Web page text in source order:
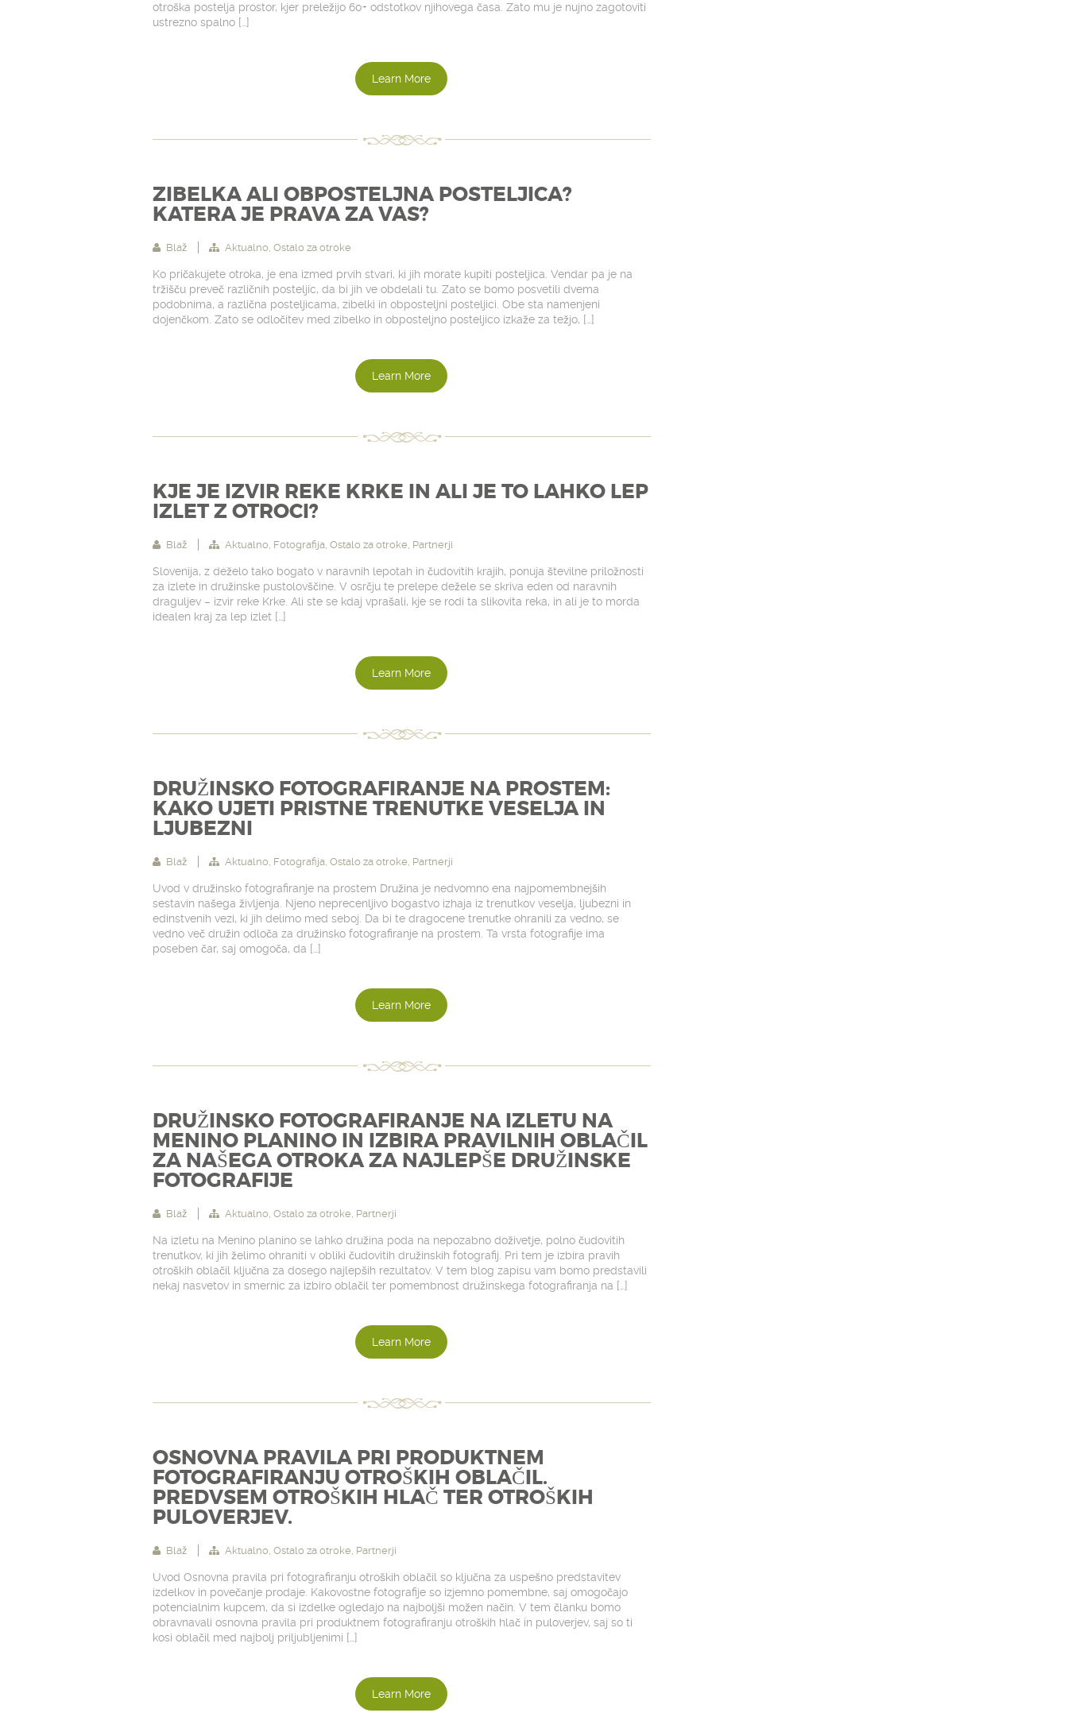
otroška postelja prostor, kjer preležijo 60+ odstotkov njihovega časa. Zato mu je nujno zagotoviti
ustrezno spalno […]
Learn More
ZIBELKA ALI OBPOSTELJNA POSTELJICA?
KATERA JE PRAVA ZA VAS?
Blaž Aktualno, Ostalo za otroke
Ko pričakujete otroka, je ena izmed prvih stvari, ki jih morate kupiti posteljica. Vendar pa je na
tržišču preveč različnih posteljic, da bi jih ve obdelali tu. Zato se bomo posvetili dvema
podobnima, a različna posteljicama, zibelki in obposteljni posteljici. Obe sta namenjeni
dojenčkom. Zato se odločitev med zibelko in obposteljno posteljico izkaže za težjo, […]
Learn More
KJE JE IZVIR REKE KRKE IN ALI JE TO LAHKO LEP
IZLET Z OTROCI?
Blaž Aktualno, Fotografija, Ostalo za otroke, Partnerji
Slovenija, z deželo tako bogato v naravnih lepotah in čudovitih krajih, ponuja številne priložnosti
za izlete in družinske pustolovščine. V osrčju te prelepe dežele se skriva eden od naravnih
draguljev – izvir reke Krke. Ali ste se kdaj vprašali, kje se rodi ta slikovita reka, in ali je to morda
idealen kraj za lep izlet […]
Learn More
DRUŽINSKO FOTOGRAFIRANJE NA PROSTEM:
KAKO UJETI PRISTNE TRENUTKE VESELJA IN
LJUBEZNI
Blaž Aktualno, Fotografija, Ostalo za otroke, Partnerji
Uvod v družinsko fotografiranje na prostem Družina je nedvomno ena najpomembnejših
sestavin našega življenja. Njeno neprecenljivo bogastvo izhaja iz trenutkov veselja, ljubezni in
edinstvenih vezi, ki jih delimo med seboj. Da bi te dragocene trenutke ohranili za vedno, se
vedno več družin odloča za družinsko fotografiranje na prostem. Ta vrsta fotografije ima
poseben čar, saj omogoča, da […]
Learn More
DRUŽINSKO FOTOGRAFIRANJE NA IZLETU NA
MENINO PLANINO IN IZBIRA PRAVILNIH OBLAČIL
ZA NAŠEGA OTROKA ZA NAJLEPŠE DRUŽINSKE
FOTOGRAFIJE
Blaž Aktualno, Ostalo za otroke, Partnerji
Na izletu na Menino planino se lahko družina poda na nepozabno doživetje, polno čudovitih
trenutkov, ki jih želimo ohraniti v obliki čudovitih družinskih fotografij. Pri tem je izbira pravih
otroških oblačil ključna za dosego najlepših rezultatov. V tem blog zapisu vam bomo predstavili
nekaj nasvetov in smernic za izbiro oblačil ter pomembnost družinskega fotografiranja na […]
Learn More
OSNOVNA PRAVILA PRI PRODUKTNEM
FOTOGRAFIRANJU OTROŠKIH OBLAČIL.
PREDVSEM OTROŠKIH HLAČ TER OTROŠKIH
PULOVERJEV.
Blaž Aktualno, Ostalo za otroke, Partnerji
Uvod Osnovna pravila pri fotografiranju otroških oblačil so ključna za uspešno predstavitev
izdelkov in povečanje prodaje. Kakovostne fotografije so izjemno pomembne, saj omogočajo
potencialnim kupcem, da si izdelke ogledajo na najboljši možen način. V tem članku bomo
obravnavali osnovna pravila pri produktnem fotografiranju otroških hlač in puloverjev, saj so ti
kosi oblačil med najbolj priljubljenimi […]
Learn More